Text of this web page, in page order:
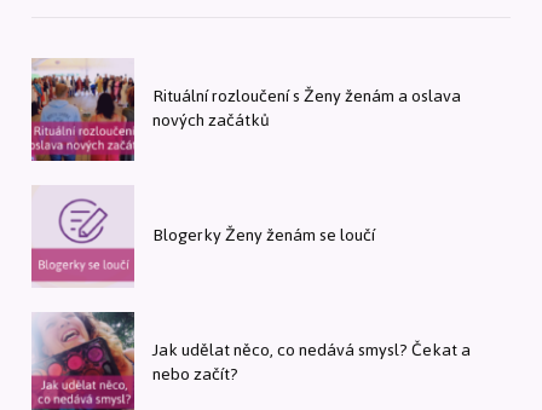
Rituální rozloučení s Ženy ženám a oslava
nových začátků
Blogerky Ženy ženám se loučí
Jak udělat něco, co nedává smysl? Čekat a
nebo začít?